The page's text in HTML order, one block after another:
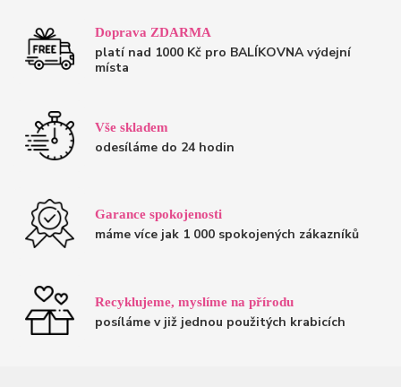
Doprava ZDARMA
platí nad 1000 Kč pro BALÍKOVNA výdejní
místa
Vše skladem
odesíláme do 24 hodin
Garance spokojenosti
máme více jak 1 000 spokojených zákazníků
Recyklujeme, myslíme na přírodu
posíláme v již jednou použitých krabicích